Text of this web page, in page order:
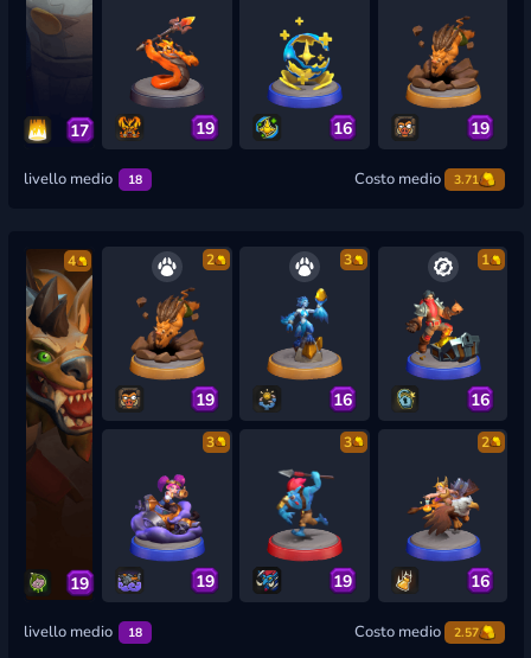
17 19 16 19
livello medio 18 Costo medio 3.71
4
19
2
19
3
16
1
16
3
19
3
19
2
16
livello medio 18 Costo medio 2.57